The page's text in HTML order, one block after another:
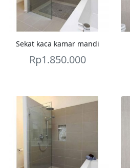
Sekat kaca kamar mandi
Rp1.850.000